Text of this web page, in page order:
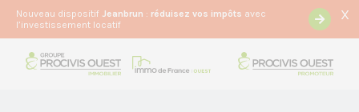
Nouveau dispositif Jeanbrun : réduisez vos impôts avec
l’investissement locatif
X